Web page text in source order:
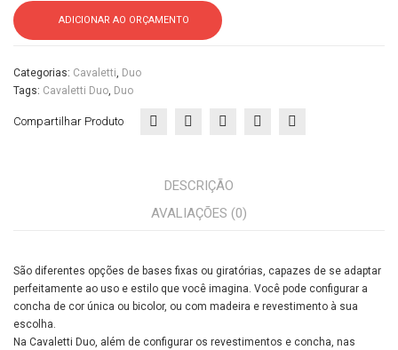
ADICIONAR AO ORÇAMENTO
Categorias: Cavaletti, Duo
Tags: Cavaletti Duo, Duo
Compartilhar Produto
DESCRIÇÃO
AVALIAÇÕES (0)
São diferentes opções de bases fixas ou giratórias, capazes de se adaptar
perfeitamente ao uso e estilo que você imagina. Você pode configurar a
concha de cor única ou bicolor, ou com madeira e revestimento à sua
escolha.
Na Cavaletti Duo, além de configurar os revestimentos e concha, nas